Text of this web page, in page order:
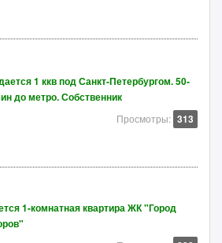
1 ккв под Санкт-Петербургом. 50-
до метро. Собственник
Просмотры: 313
1-комнатная квартира ЖК "Город